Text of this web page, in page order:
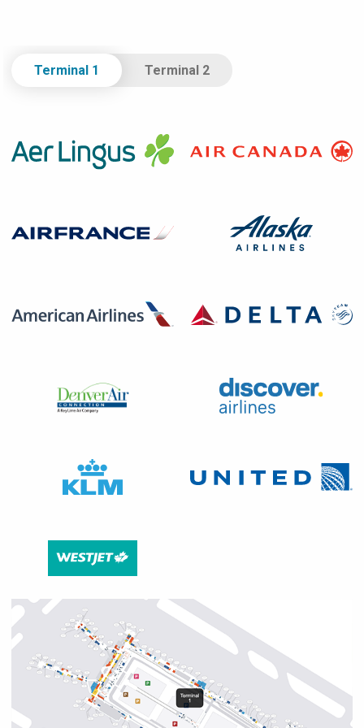
Select Terminal.
Terminal 1 Terminal 2